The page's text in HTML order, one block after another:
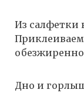
Из салфетки
Дно и